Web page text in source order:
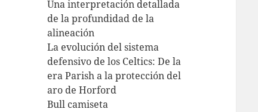
Una interpretación detallada
de la profundidad de la
alineación
La evolución del sistema
defensivo de los Celtics: De la
era Parish a la protección del
aro de Horford
Bull camiseta